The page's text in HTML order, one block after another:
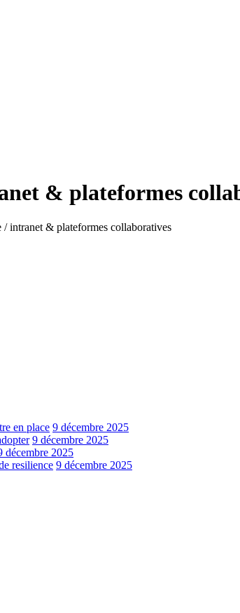
& plateformes
intranet & plateformes collaboratives
en place 9 décembre 2025
9 décembre 2025
décembre 2025
resilience 9 décembre 2025